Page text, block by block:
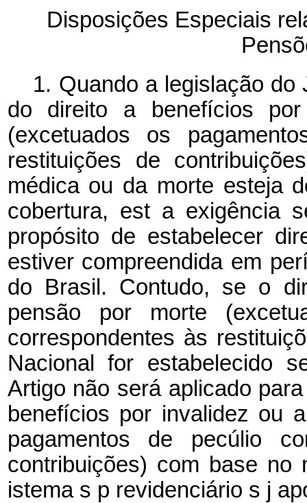
Disposições Especiais
1. Quando a legislação
do direito a benefícios
(excetuados os
restituições de
médica ou da morte esteja
cobertura, est a exigência
propósito de estabelecer
estiver compreendida em
do Brasil. Contudo, se o
pensão por morte
correspondentes às
Nacional for estabelecido
Artigo não será aplicado
benefícios por invalidez ou
pagamentos de pecúlio
contribuições) com base no
istema s p revidenciário s j